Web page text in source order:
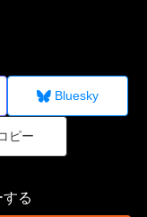
Bluesky
ピー
る